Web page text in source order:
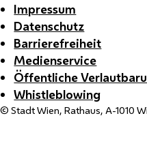
Impressum
Datenschutz
Barrierefreiheit
Medienservice
Öffentliche
Whistleblowing
© Stadt Wien, Rathaus, A-1010